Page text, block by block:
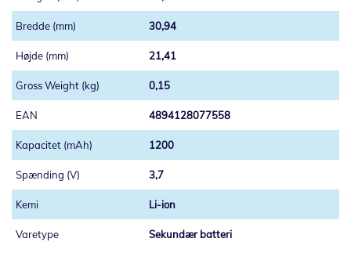
30,94
21,41
0,15
4894128077558
1200
3,7
Li-ion
Sekundær batteri